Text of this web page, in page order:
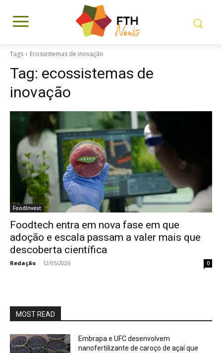
Tags Ecossistemas de inovação
Tag: ecossistemas de
inovação
FoodInvest
Foodtech entra em nova fase em que
adoção e escala passam a valer mais que
descoberta científica
Redação - 12/05/2026 0
MOST READ
Embrapa e UFC desenvolvem
nanofertilizante de caroço de açaí que